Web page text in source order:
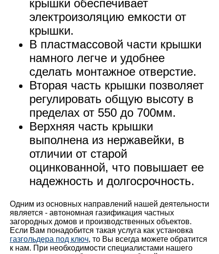
крышки обеспечивает
электроизоляцию емкости от
крышки.
В пластмассовой части крышки
намного легче и удобнее
сделать монтажное отверстие.
Вторая часть крышки позволяет
регулировать общую высоту в
пределах от 550 до 700мм.
Верхняя часть крышки
выполнена из нержавейки, в
отличии от старой
оцинкованной, что повышает ее
надежность и долгосрочность.
Одним из основных направлений нашей деятельности
является - автономная газификация частных
загородных домов и производственных объектов.
Если Вам понадобится такая услуга как установка
газгольдера под ключ, то Вы всегда можете обратится
к нам. При необходимости специалистами нашего